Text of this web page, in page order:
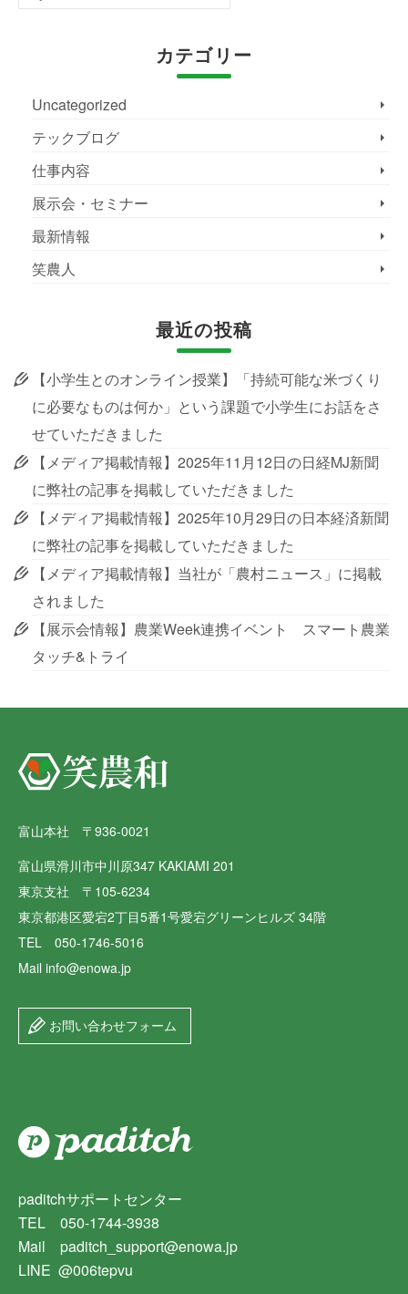
for:
カテゴリー
Uncategorized
テックブログ
仕事内容
展示会・セミナー
最新情報
笑農人
最近の投稿
【小学生とのオンライン授業】「持続可能な米づくり
に必要なものは何か」という課題で小学生にお話をさ
せていただきました
【メディア掲載情報】2025年11月12日の日経MJ新聞
に弊社の記事を掲載していただきました
【メディア掲載情報】2025年10月29日の日本経済新聞
に弊社の記事を掲載していただきました
【メディア掲載情報】当社が「農村ニュース」に掲載
されました
【展示会情報】農業Week連携イベント スマート農業
タッチ&トライ
富山本社 〒936-0021
富山県滑川市中川原347 KAKIAMI 201
東京支社 〒105-6234
東京都港区愛宕2丁目5番1号愛宕グリーンヒルズ 34階
TEL 050-1746-5016
Mail info@enowa.jp
お問い合わせフォーム
paditchサポートセンター
TEL 050-1744-3938
Mail paditch_support@enowa.jp
LINE @006tepvu